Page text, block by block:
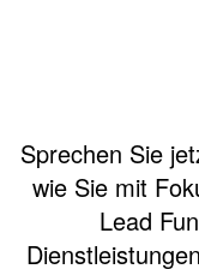
Sprechen Sie
wie Sie mit
Lead